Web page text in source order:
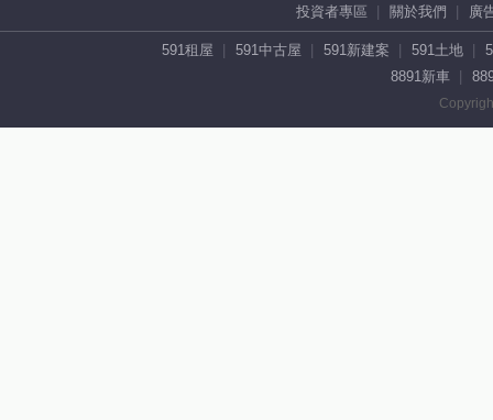
投資者專區 關於我們 廣
591租屋 591中古屋 591新建案 591土地
8891新車